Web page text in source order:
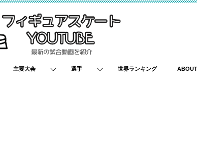
主要大会 選手 世界ランキング